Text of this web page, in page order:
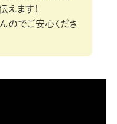
えます！
のでご安心くださ